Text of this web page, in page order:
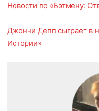
Новости по «Бэтмену:
Джонни Депп сыграет в
Истории»